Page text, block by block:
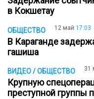
в Кокшетау
ОБЩЕСТВО 12 май 17:03
В Караганде
гашиша
ВИДЕО / ОБЩЕСТВО 31
Крупную
преступной группы